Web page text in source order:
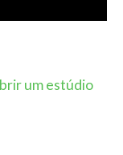
um estúdio